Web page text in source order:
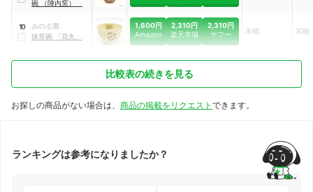
碗 （陣内窯）
10
みのる園
抹茶碗 「花丸」
1,600円
Amazon
2,310円
楽天市場
2,310円
ヤフー
不明 不明
比較表の続きを見る
お探しの商品がない場合は、 商品の掲載をリクエスト できます。
ランキングは参考になりましたか？